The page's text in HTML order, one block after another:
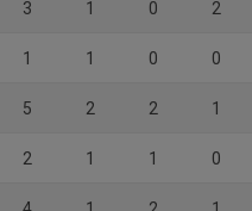
3 1 0 2
1 1 0 0
5 2 2 1
2 1 1 0